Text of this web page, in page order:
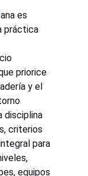
es
práctica
priorice
y el
disciplina
criterios
para
equipos